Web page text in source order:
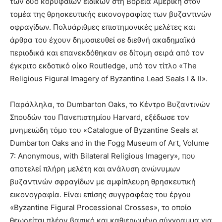
τομέα της θρησκευτικής εικονογραφίας των βυζαντινών
σφραγίδων. Πολυάριθμες επιστημονικές μελέτες και
άρθρα του έχουν δημοσιευθεί σε διεθνή ακαδημαϊκά
περιοδικά και επανεκδόθηκαν σε δίτομη σειρά από τον
έγκριτο εκδοτικό οίκο Routledge, υπό τον τίτλο «The
Religious Figural Imagery of Byzantine Lead Seals I & II».
Παράλληλα, το Dumbarton Oaks, το Κέντρο Βυζαντινών
Σπουδών του Πανεπιστημίου Harvard, εξέδωσε τον
μνημειώδη τόμο του «Catalogue of Byzantine Seals at
Dumbarton Oaks and in the Fogg Museum of Art, Volume
7: Anonymous, with Bilateral Religious Imagery», που
αποτελεί πλήρη μελέτη και ανάλυση ανώνυμων
βυζαντινών σφραγίδων με αμφίπλευρη θρησκευτική
εικονογραφία. Είναι επίσης συγγραφέας του έργου
«Byzantine Figural Processional Crosses», το οποίο